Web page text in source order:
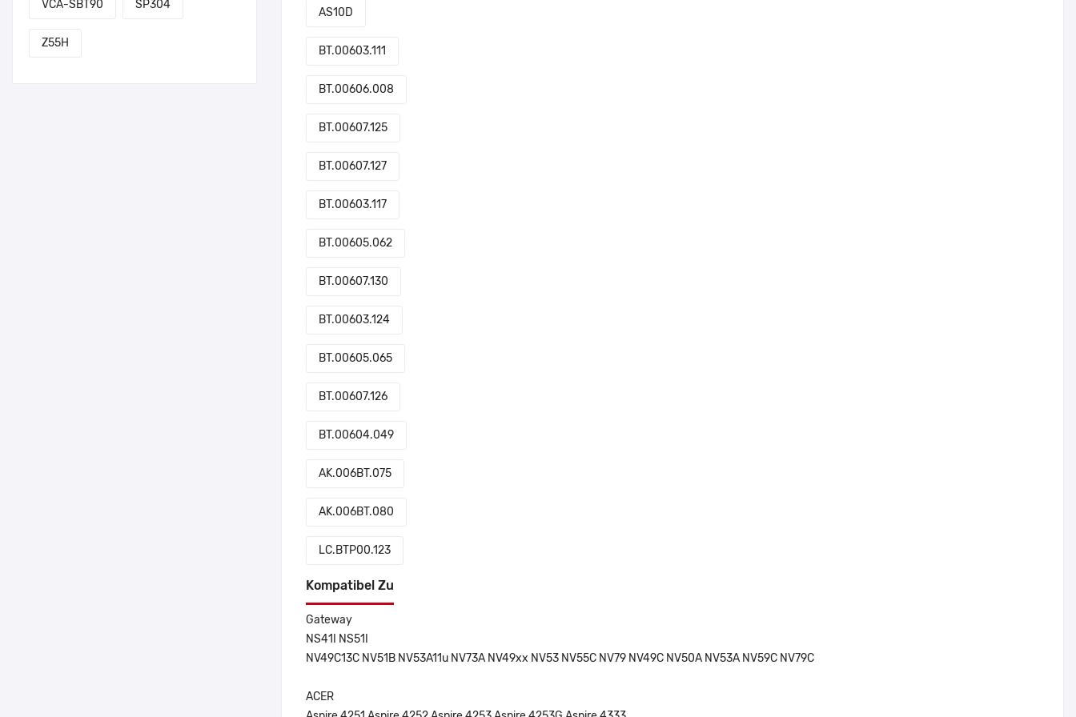
VCA-SBT90 SP304
Z55H
AS10D
BT.00603.111
BT.00606.008
BT.00607.125
BT.00607.127
BT.00603.117
BT.00605.062
BT.00607.130
BT.00603.124
BT.00605.065
BT.00607.126
BT.00604.049
AK.006BT.075
AK.006BT.080
LC.BTP00.123
Kompatibel Zu
Gateway
NS41I NS51I
NV49C13C NV51B NV53A11u NV73A NV49xx NV53 NV55C NV79 NV49C NV50A NV53A NV59C NV79C
ACER